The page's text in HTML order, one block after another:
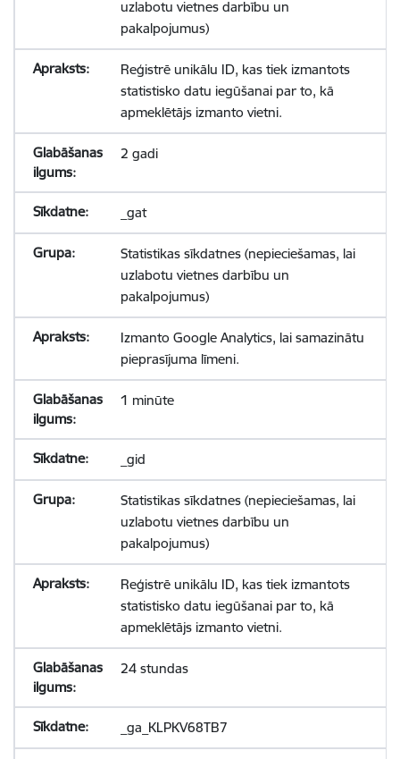
uzlabotu vietnes darbību un
pakalpojumus)
Reģistrē unikālu ID, kas tiek izmantots
statistisko datu iegūšanai par to, kā
apmeklētājs izmanto vietni.
2 gadi
_gat
Statistikas sīkdatnes (nepieciešamas, lai
uzlabotu vietnes darbību un
pakalpojumus)
Izmanto Google Analytics, lai samazinātu
pieprasījuma līmeni.
1 minūte
_gid
Statistikas sīkdatnes (nepieciešamas, lai
uzlabotu vietnes darbību un
pakalpojumus)
Reģistrē unikālu ID, kas tiek izmantots
statistisko datu iegūšanai par to, kā
apmeklētājs izmanto vietni.
24 stundas
_ga_KLPKV68TB7